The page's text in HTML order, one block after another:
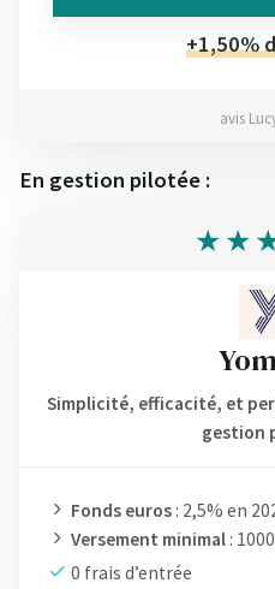
+1,50%
avis
En gestion pilotée :
Simplicité, efficacité, et
gestion
Fonds euros : 2,5% en
Versement minimal :
0 frais d’entrée